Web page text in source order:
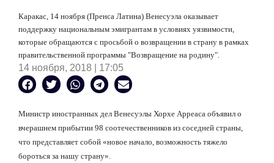
Каракас, 14 ноября (Пренса Латина) Венесуэла оказывает
поддержку национальным эмигрантам в условиях уязвимости,
которые обращаются с просьбой о возвращении в страну в рамках
правительственной программы "Возвращение на родину".
14 ноября, 2018 | 17:05
Министр иностранных дел Венесуэлы Хорхе Арреаса объявил о
вчерашнем прибытии 98 соотечественников из соседней страны,
что представляет собой «новое начало, возможность тяжело
бороться за нашу страну».